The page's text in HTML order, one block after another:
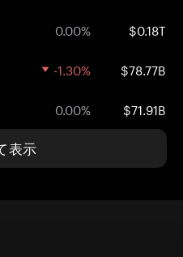
0.00% $0.18T
-1.30% $78.77B
0.00% $71.91B
表示